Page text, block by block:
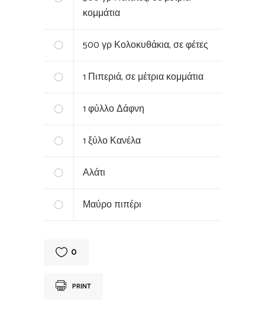
κομμάτια
500γρ Κολοκυθάκια, σε φέτες
1 Πιπεριά, σε μέτρια κομμάτια
1φύλλο Δάφνη
1ξύλο Κανέλα
Αλάτι
Μαύρο πιπέρι
0
PRINT